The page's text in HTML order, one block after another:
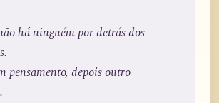
há ninguém por detrás dos
pensamento, depois outro